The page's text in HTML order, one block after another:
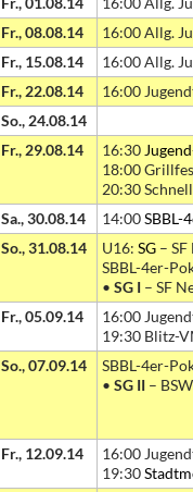
Fr., 08.08.14
16:00 Allg.
Fr., 15.08.14
16:00 Allg.
Fr., 22.08.14
16:00
So., 24.08.14
Fr., 29.08.14
16:30
18:00
20:30
Sa., 30.08.14
14:00SBBL-
So., 31.08.14
U16: SG –
SBBL-4er-
• SG I – SF
Fr., 05.09.14
16:00
19:30 Blitz-
So., 07.09.14
SBBL-4er-
• SG II –
Fr., 12.09.14
16:00
19:30